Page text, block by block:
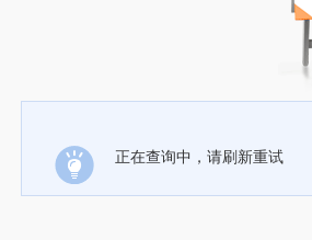
正在查询中，请刷新重试